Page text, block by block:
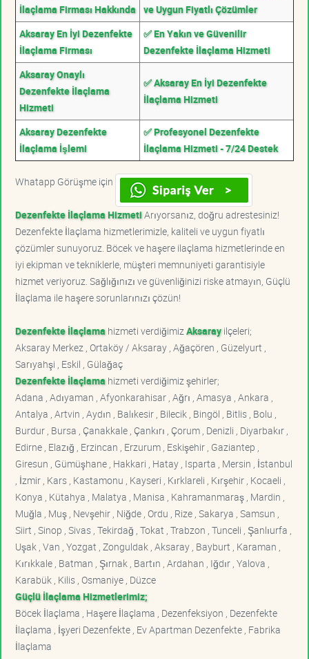
İlaçlama Firması Hakkında ve Uygun Fiyatlı Çözümler
Aksaray En İyi Dezenfekte
İlaçlama Firması
✅ En Yakın ve Güvenilir
Dezenfekte İlaçlama Hizmeti
Aksaray Onaylı
Dezenfekte İlaçlama
Hizmeti
✅ Aksaray En İyi Dezenfekte
İlaçlama Hizmeti
Aksaray Dezenfekte
İlaçlama İşlemi
✅ Profesyonel Dezenfekte
İlaçlama Hizmeti - 7/24 Destek
Whatapp Görüşme için
Dezenfekte İlaçlama HizmetiArıyorsanız, doğru adrestesiniz!
Dezenfekte İlaçlama hizmetlerimizle, kaliteli ve uygun fiyatlı
çözümler sunuyoruz. Böcek ve haşere ilaçlama hizmetlerinde en
iyi ekipman ve tekniklerle, müşteri memnuniyeti garantisiyle
hizmet veriyoruz. Sağlığınızı ve güvenliğinizi riske atmayın, Güçlü
İlaçlama ile haşere sorunlarınızı çözün!
Dezenfekte İlaçlama hizmeti verdiğimiz Aksarayilçeleri;
Aksaray Merkez , Ortaköy / Aksaray , Ağaçören , Güzelyurt ,
Sarıyahşi , Eskil , Gülağaç
Dezenfekte İlaçlama hizmeti verdiğimiz şehirler;
Adana , Adıyaman , Afyonkarahisar , Ağrı , Amasya , Ankara ,
Antalya , Artvin , Aydın , Balıkesir , Bilecik , Bingöl , Bitlis , Bolu ,
Burdur , Bursa , Çanakkale , Çankırı , Çorum , Denizli , Diyarbakır ,
Edirne , Elazığ , Erzincan , Erzurum , Eskişehir , Gaziantep ,
Giresun , Gümüşhane , Hakkari , Hatay , Isparta , Mersin , İstanbul
, İzmir , Kars , Kastamonu , Kayseri , Kırklareli , Kırşehir , Kocaeli ,
Konya , Kütahya , Malatya , Manisa , Kahramanmaraş , Mardin ,
Muğla , Muş , Nevşehir , Niğde , Ordu , Rize , Sakarya , Samsun ,
Siirt , Sinop , Sivas , Tekirdağ , Tokat , Trabzon , Tunceli , Şanlıurfa ,
Uşak , Van , Yozgat , Zonguldak , Aksaray , Bayburt , Karaman ,
Kırıkkale , Batman , Şırnak , Bartın , Ardahan , Iğdır , Yalova ,
Karabük , Kilis , Osmaniye , Düzce
Güçlü İlaçlama Hizmetlerimiz;
Böcek İlaçlama , Haşere İlaçlama , Dezenfeksiyon , Dezenfekte
İlaçlama , İşyeri Dezenfekte , Ev Apartman Dezenfekte , Fabrika
İlaçlama